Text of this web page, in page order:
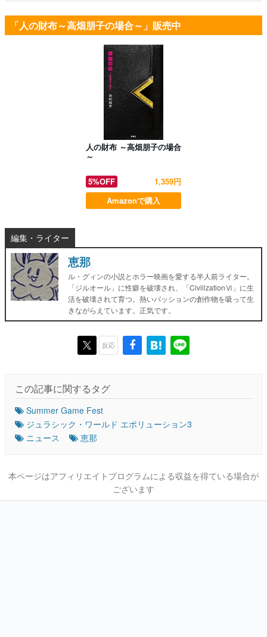
「人の財布～高畑朋子の場合～」販売中
人の財布 ～高畑朋子の場合
～
5%OFF
1,359円
Amazonで購入
編集・ライター
恵那
ル・グィンの小説とホラー映画を愛する半人前ライター。
「ジルオール」に性癖を破壊され、「CivilizationⅥ」に生
活を破壊されて育つ。熱いパッションの創作物を吸って生
きながらえています。正気です。
反応
この記事に関するタグ
Summer Game Fest
ジュラシック・ワールド エボリューション3
ニュース
恵那
本ページはアフィリエイトプログラムによる収益を得ている場合が
ございます